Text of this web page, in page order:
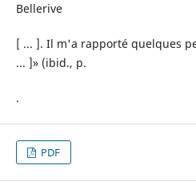
Bellerive
[ ... ]. Il m'a rapporté quelques
... ]» (ibid., p.
.
PDF